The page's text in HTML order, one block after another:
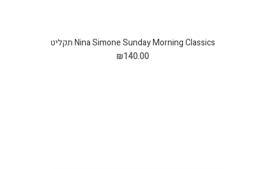
Nina Simone Sunday Morning Classics תקליט
₪140.00